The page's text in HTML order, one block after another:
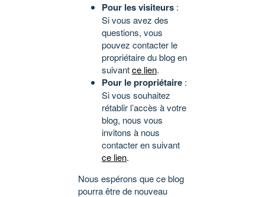
Pour les visiteurs :
Si vous avez des
questions, vous
pouvez contacter le
propriétaire du blog en
suivantce lien.
Pour le propriétaire :
Si vous souhaitez
rétablir l’accès à votre
blog, nous vous
invitons à nous
contacter en suivant
ce lien.
Nous espérons que ce blog
pourra être de nouveau